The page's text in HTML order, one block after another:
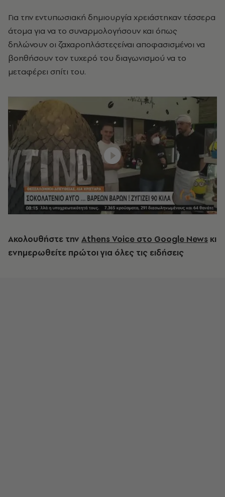
Για την εντυπωσιακή δημιουργία χρειάστηκαν τέσσερα
άτομα για να το συναρμολογήσουν και όπως
δηλώνουν οι ζαχαροπλάστεςείναι αποφασισμένοι να
βοηθήσουν τον τυχερό του διαγωνισμού να το
μεταφέρει σπίτι του.
Ακολουθήστε την Athens Voice στο Google News κι
ενημερωθείτε πρώτοι για όλες τις ειδήσεις